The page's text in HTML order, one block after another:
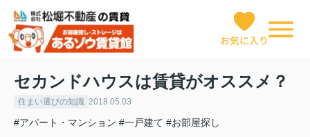
お気に入り
セカンドハウスは賃貸がオススメ？
住まい選びの知識 2018.05.03
#アパート・マンション #一戸建て #お部屋探し